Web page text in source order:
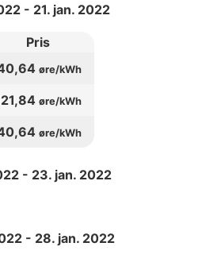
- 21. jan. 2022
Pris
øre/kWh
øre/kWh
øre/kWh
- 23. jan. 2022
- 28. jan. 2022